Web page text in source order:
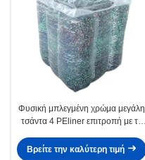
Φυσική μπλεγμένη χρώμα μεγάλη
τσάντα 4 PEliner επιτροπή με το
διαμορφώνεται
Βρείτε την καλύτερη τιμή